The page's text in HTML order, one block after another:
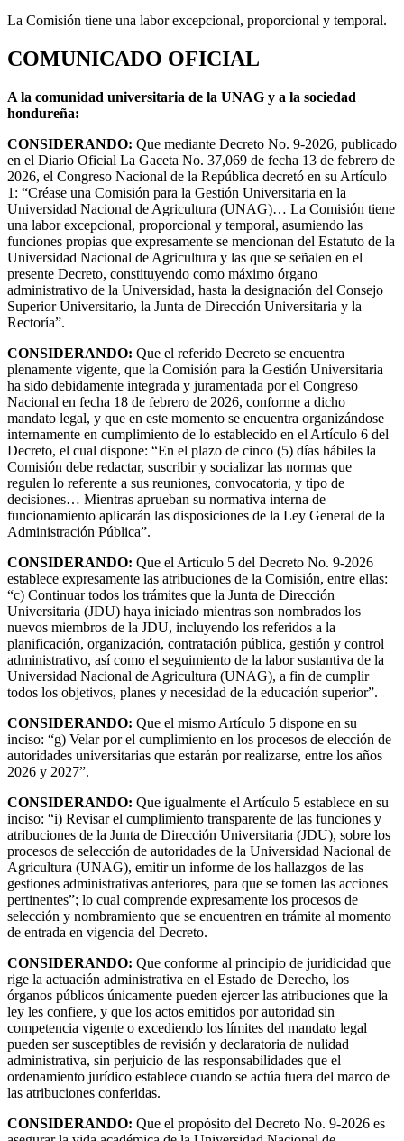
La Comisión tiene una labor excepcional, proporcional y temporal.
COMUNICADO OFICIAL
A la comunidad universitaria de la UNAG y a la sociedad
hondureña:
CONSIDERANDO: Que mediante Decreto No. 9-2026, publicado
en el Diario Oficial La Gaceta No. 37,069 de fecha 13 de febrero de
2026, el Congreso Nacional de la República decretó en su Artículo
1: “Créase una Comisión para la Gestión Universitaria en la
Universidad Nacional de Agricultura (UNAG)… La Comisión tiene
una labor excepcional, proporcional y temporal, asumiendo las
funciones propias que expresamente se mencionan del Estatuto de la
Universidad Nacional de Agricultura y las que se señalen en el
presente Decreto, constituyendo como máximo órgano
administrativo de la Universidad, hasta la designación del Consejo
Superior Universitario, la Junta de Dirección Universitaria y la
Rectoría”.
CONSIDERANDO: Que el referido Decreto se encuentra
plenamente vigente, que la Comisión para la Gestión Universitaria
ha sido debidamente integrada y juramentada por el Congreso
Nacional en fecha 18 de febrero de 2026, conforme a dicho
mandato legal, y que en este momento se encuentra organizándose
internamente en cumplimiento de lo establecido en el Artículo 6 del
Decreto, el cual dispone: “En el plazo de cinco (5) días hábiles la
Comisión debe redactar, suscribir y socializar las normas que
regulen lo referente a sus reuniones, convocatoria, y tipo de
decisiones… Mientras aprueban su normativa interna de
funcionamiento aplicarán las disposiciones de la Ley General de la
Administración Pública”.
CONSIDERANDO: Que el Artículo 5 del Decreto No. 9-2026
establece expresamente las atribuciones de la Comisión, entre ellas:
“c) Continuar todos los trámites que la Junta de Dirección
Universitaria (JDU) haya iniciado mientras son nombrados los
nuevos miembros de la JDU, incluyendo los referidos a la
planificación, organización, contratación pública, gestión y control
administrativo, así como el seguimiento de la labor sustantiva de la
Universidad Nacional de Agricultura (UNAG), a fin de cumplir
todos los objetivos, planes y necesidad de la educación superior”.
CONSIDERANDO: Que el mismo Artículo 5 dispone en su
inciso: “g) Velar por el cumplimiento en los procesos de elección de
autoridades universitarias que estarán por realizarse, entre los años
2026 y 2027”.
CONSIDERANDO: Que igualmente el Artículo 5 establece en su
inciso: “i) Revisar el cumplimiento transparente de las funciones y
atribuciones de la Junta de Dirección Universitaria (JDU), sobre los
procesos de selección de autoridades de la Universidad Nacional de
Agricultura (UNAG), emitir un informe de los hallazgos de las
gestiones administrativas anteriores, para que se tomen las acciones
pertinentes”; lo cual comprende expresamente los procesos de
selección y nombramiento que se encuentren en trámite al momento
de entrada en vigencia del Decreto.
CONSIDERANDO: Que conforme al principio de juridicidad que
rige la actuación administrativa en el Estado de Derecho, los
órganos públicos únicamente pueden ejercer las atribuciones que la
ley les confiere, y que los actos emitidos por autoridad sin
competencia vigente o excediendo los límites del mandato legal
pueden ser susceptibles de revisión y declaratoria de nulidad
administrativa, sin perjuicio de las responsabilidades que el
ordenamiento jurídico establece cuando se actúa fuera del marco de
las atribuciones conferidas.
CONSIDERANDO: Que el propósito del Decreto No. 9-2026 es